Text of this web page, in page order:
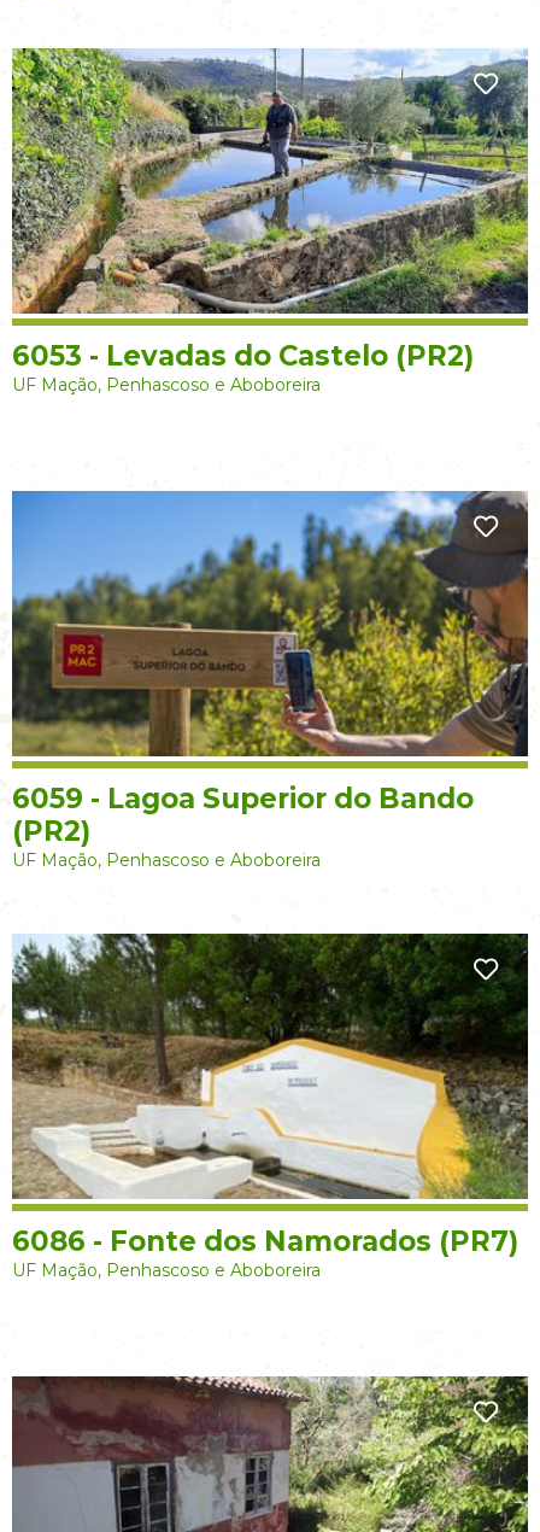
6053 - Levadas do Castelo (PR2)
UF Mação, Penhascoso e Aboboreira
6059 - Lagoa Superior do Bando
(PR2)
UF Mação, Penhascoso e Aboboreira
6086 - Fonte dos Namorados (PR7)
UF Mação, Penhascoso e Aboboreira